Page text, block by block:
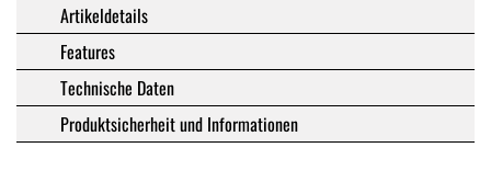
Artikeldetails
Features
Technische Daten
Produktsicherheit und Informationen